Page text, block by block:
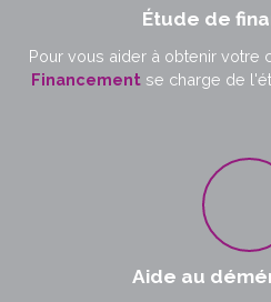
Étude de
Pour vous aider à obtenir votre
Financementse charge de
Aide au